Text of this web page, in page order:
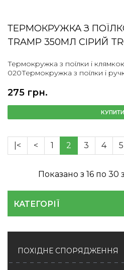
ТЕРМОКРУЖКА З
TRAMP 350МЛ СІРИЙ
Термокружка з поїлки і
020Термокружка з поїлки і
275 грн.
КУПИТИ
|< < 1 2 3 4 5
Показано з 16 по 30
КАТЕГОРІЇ
ПОХІДНЕ СПОРЯДЖЕННЯ